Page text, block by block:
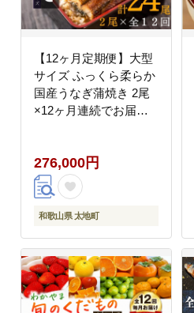
【12ヶ月定期便】大型
サイズ ふっくら柔らか
国産うなぎ蒲焼き 2尾
×12ヶ月連続でお届け
蒲焼き たれ 人気 定期
便 ふるさと納税 12か
【tkb311】
276,000円
和歌山県 太地町